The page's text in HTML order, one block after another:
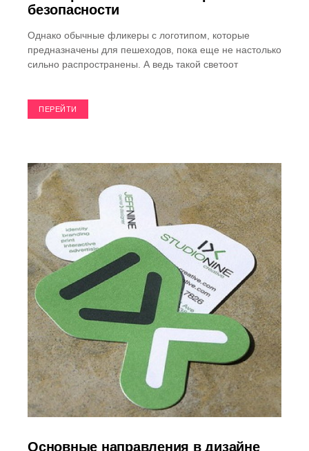
безопасности
Однако обычные фликеры с логотипом, которые
предназначены для пешеходов, пока еще не настолько
сильно распространены. А ведь такой светоот
ПЕРЕЙТИ
Основные направления в дизайне